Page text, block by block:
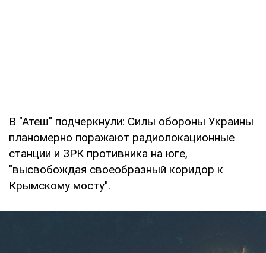
В "Атеш" подчеркнули: Силы обороны Украины
планомерно поражают радиолокационные
станции и ЗРК противника на юге,
"высвобождая своеобразный коридор к
Крымскому мосту".